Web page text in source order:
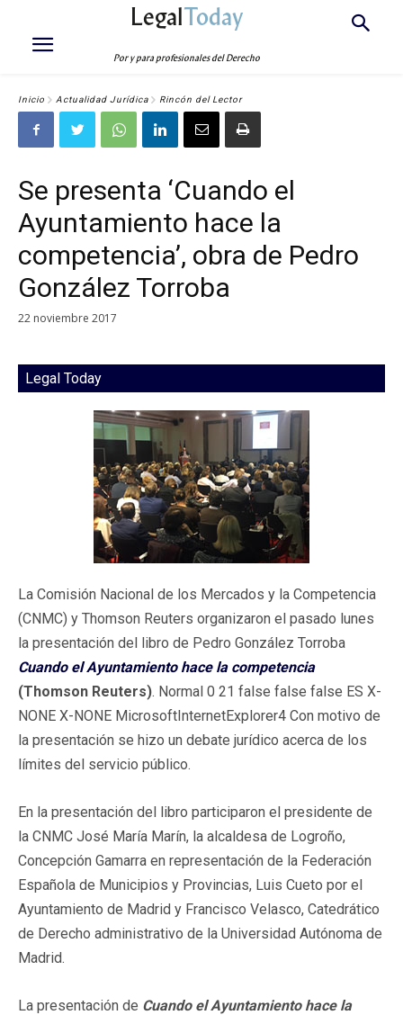
LegalToday
Por y para profesionales del Derecho
Inicio Actualidad Jurídica Rincón del Lector
Se presenta ‘Cuando el
Ayuntamiento hace la
competencia’, obra de Pedro
González Torroba
22 noviembre 2017
Legal Today
La Comisión Nacional de los Mercados y la Competencia
(CNMC) y Thomson Reuters organizaron el pasado lunes
la presentación del libro de Pedro González Torroba
Cuando el Ayuntamiento hace la competencia
(Thomson Reuters). Normal 0 21 false false false ES X-
NONE X-NONE MicrosoftInternetExplorer4 Con motivo de
la presentación se hizo un debate jurídico acerca de los
límites del servicio público.
En la presentación del libro participaron el presidente de
la CNMC José María Marín, la alcaldesa de Logroño,
Concepción Gamarra en representación de la Federación
Española de Municipios y Provincias, Luis Cueto por el
Ayuntamiento de Madrid y Francisco Velasco, Catedrático
de Derecho administrativo de la Universidad Autónoma de
Madrid.
La presentación de Cuando el Ayuntamiento hace la